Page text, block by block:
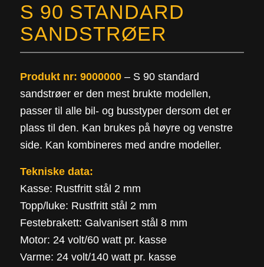
S 90 STANDARD
SANDSTRØER
Produkt nr: 9000000– S 90 standard
sandstrøer er den mest brukte modellen,
passer til alle bil- og busstyper dersom det er
plass til den. Kan brukes på høyre og venstre
side. Kan kombineres med andre modeller.
Tekniske data:
Kasse: Rustfritt stål 2 mm
Topp/luke: Rustfritt stål 2 mm
Festebrakett: Galvanisert stål 8 mm
Motor: 24 volt/60 watt pr. kasse
Varme: 24 volt/140 watt pr. kasse